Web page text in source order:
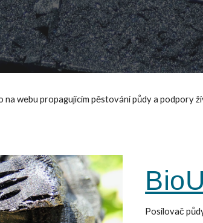
webu propagujícím pěstování půdy a podpory
Posilovač